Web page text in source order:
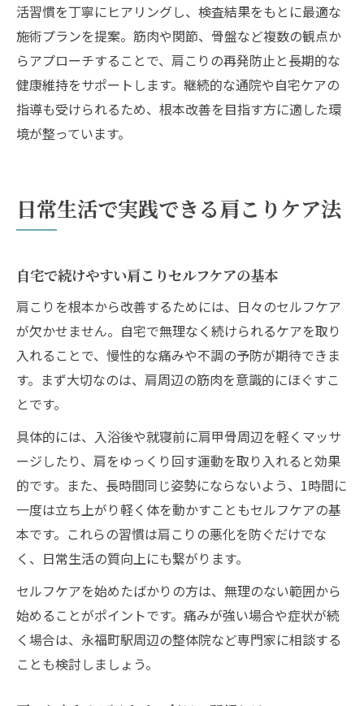
活習慣を丁寧にヒアリングし、検査結果をもとに最適な
施術プランを提案。筋肉や関節、骨盤など複数の観点か
らアプローチすることで、肩こりの再発防止と長期的な
健康維持をサポートします。継続的な通院や自宅ケアの
指導も受けられるため、根本改善を目指す方に適した環
境が整っています。
日常生活で実践できる肩こりケア法
自宅で続けやすい肩こりセルフケアの基本
肩こりを根本から改善するためには、日々のセルフケア
が欠かせません。自宅で無理なく続けられるケアを取り
入れることで、慢性的な痛みや不調の予防が期待できま
す。まず大切なのは、肩周辺の筋肉を意識的にほぐすこ
とです。
具体的には、入浴後や就寝前に肩甲骨周辺を軽くマッサ
ージしたり、肩をゆっくり回す運動を取り入れると効果
的です。また、長時間同じ姿勢にならないよう、1時間に
一度は立ち上がり軽く体を動かすこともセルフケアの基
本です。これらの習慣は肩こりの悪化を防ぐだけでな
く、日常生活の質向上にも繋がります。
セルフケアを始めたばかりの方は、無理のない範囲から
始めることがポイントです。痛みが強い場合や症状が続
く場合は、永福町駅周辺の整体院など専門家に相談する
ことも検討しましょう。